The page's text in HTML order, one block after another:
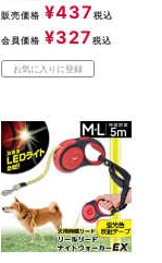
販売価格 ¥437 税込
会員価格 ¥327 税込
お気に入りに登録